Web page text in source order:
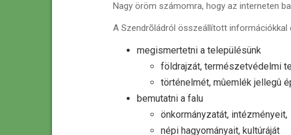
Nagy öröm számomra, hogy az interneten
A Szendrõládról összeállított
megismertetni a településünk
földrajzát, természetvédelmi
történelmét, mûemlék jellegû
bemutatni a falu
önkormányzatát, intézményeit,
népi hagyományait, kultúráját